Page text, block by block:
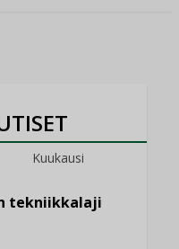
Kuukausi
tekniikkalaji